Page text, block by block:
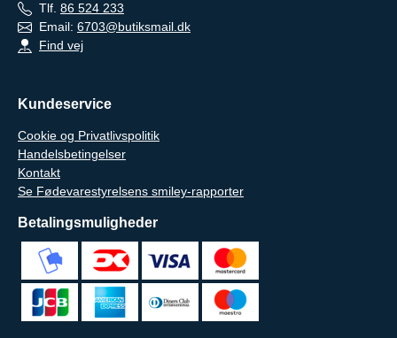
Tlf. 86 524 233
Email: 6703@butiksmail.dk
Find vej
Kundeservice
Cookie og Privatlivspolitik
Handelsbetingelser
Kontakt
Se Fødevarestyrelsens smiley-rapporter
Betalingsmuligheder